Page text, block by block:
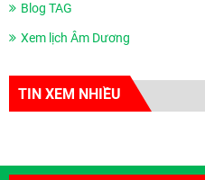
Blog TAG
Xem lịch Âm Dương
TIN XEM NHIỀU